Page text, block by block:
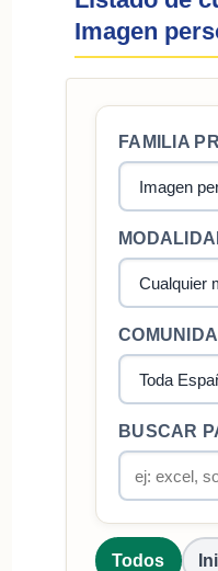
Imagen
FAMILIA
BUSCAR
Todos